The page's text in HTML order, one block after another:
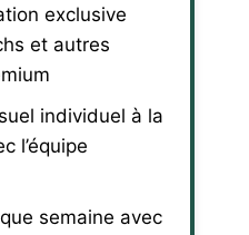
exclusive
et autres
individuel à la
l’équipe
semaine avec